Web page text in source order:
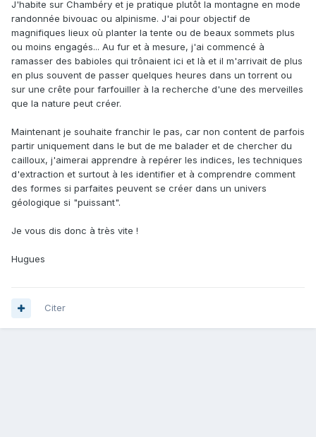
J'habite sur Chambéry et je pratique plutôt la montagne en mode
randonnée bivouac ou alpinisme. J'ai pour objectif de
magnifiques lieux où planter la tente ou de beaux sommets plus
ou moins engagés... Au fur et à mesure, j'ai commencé à
ramasser des babioles qui trônaient ici et là et il m'arrivait de plus
en plus souvent de passer quelques heures dans un torrent ou
sur une crête pour farfouiller à la recherche d'une des merveilles
que la nature peut créer.
Maintenant je souhaite franchir le pas, car non content de parfois
partir uniquement dans le but de me balader et de chercher du
cailloux, j'aimerai apprendre à repérer les indices, les techniques
d'extraction et surtout à les identifier et à comprendre comment
des formes si parfaites peuvent se créer dans un univers
géologique si "puissant".
Je vous dis donc à très vite !
Hugues
Citer